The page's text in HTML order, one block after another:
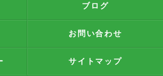
ブログ
お問い合わせ
サイトマップ